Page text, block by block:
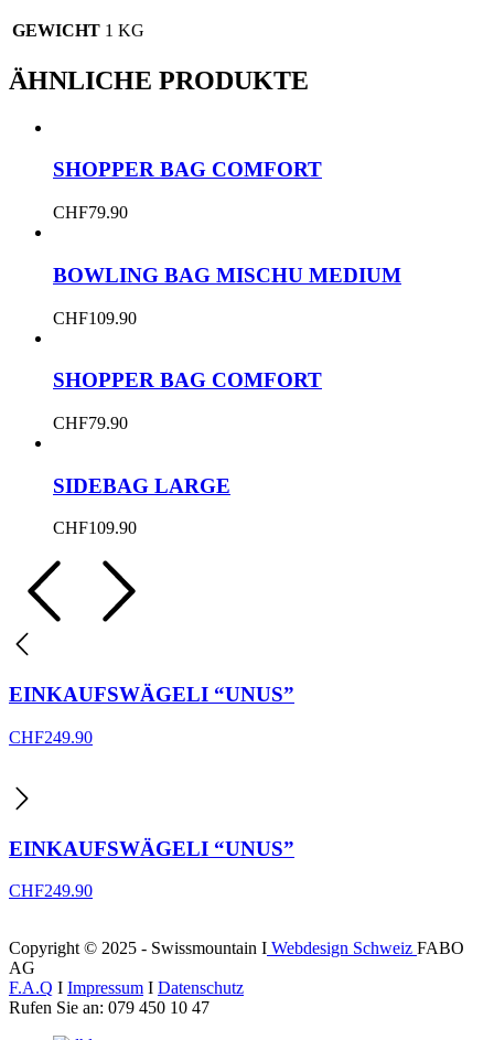
GEWICHT 1 KG
ÄHNLICHE PRODUKTE
SHOPPER BAG COMFORT
CHF79.90
BOWLING BAG MISCHU MEDIUM
CHF109.90
SHOPPER BAG COMFORT
CHF79.90
SIDEBAG LARGE
CHF109.90
EINKAUFSWÄGELI “UNUS”
CHF249.90
EINKAUFSWÄGELI “UNUS”
CHF249.90
Copyright © 2025 - Swissmountain I Webdesign Schweiz FABO
AG
F.A.Q I Impressum I Datenschutz
Rufen Sie an: 079 450 10 47